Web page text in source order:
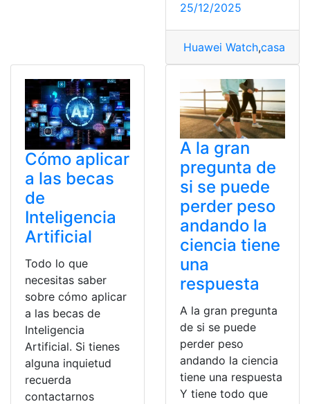
25/12/2025
Huawei Watch,casa
Cómo aplicar
a las becas
de
Inteligencia
Artificial
Todo lo que
necesitas saber
sobre cómo aplicar
a las becas de
Inteligencia
Artificial. Si tienes
alguna inquietud
recuerda
contactarnos
A la gran
pregunta de
si se puede
perder peso
andando la
ciencia tiene
una
respuesta
A la gran pregunta
de si se puede
perder peso
andando la ciencia
tiene una respuesta
Y tiene todo que